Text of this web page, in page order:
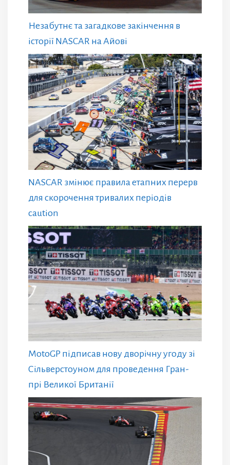
Незабутнє та загадкове закінчення в
історії NASCAR на Айові
NASCAR змінює правила етапних перерв
для скорочення тривалих періодів
caution
MotoGP підписав нову дворічну угоду зі
Сільверстоуном для проведення Гран-
прі Великої Британії